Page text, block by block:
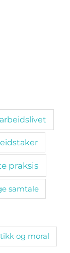
arbeidslivet
praksis
samtale
og moral